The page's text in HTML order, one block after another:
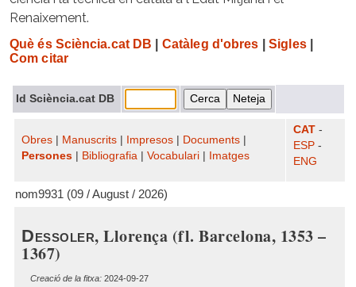
Renaixement.
Què és Sciència.cat DB Catàleg d'obres Sigles|
Com citar
Id Sciència.cat DB
Obres Manuscrits Impresos Documents
Persones
Bibliografia Vocabulari Imatges
CAT -
ESP -
ENG
nom9931 (09 / August / 2026)
Dessoler, Llorença (fl. Barcelona, 1353 –
1367)
Creació de la fitxa: 2024-09-27